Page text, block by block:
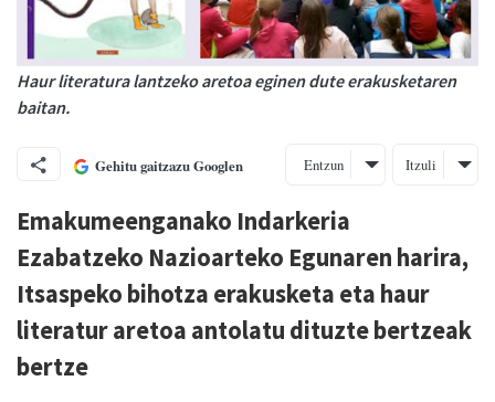
Haur literatura lantzeko aretoa eginen dute erakusketaren
baitan.
Gehitu gaitzazu Googlen Entzun Itzuli
Emakumeenganako Indarkeria
Ezabatzeko Nazioarteko Egunaren harira,
Itsaspeko bihotza erakusketa eta haur
literatur aretoa antolatu dituzte bertzeak
bertze